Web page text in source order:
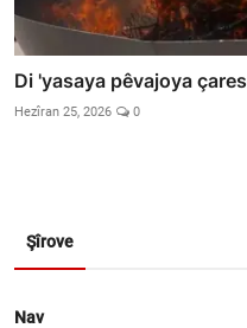
Di 'yasaya pêvajoya
Hezîran 25, 2026 0
Şîrove
Nav